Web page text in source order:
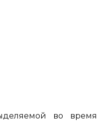
во время